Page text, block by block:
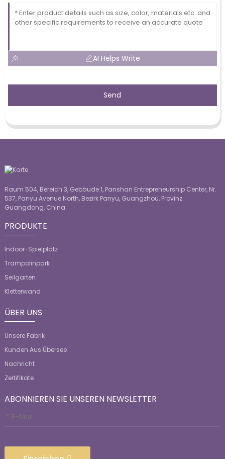
AI Helps Write
Send
Raum 504, Bereich 3, Gebäude 1, Panshan Entrepreneurship Center, Nr.
537, Panyu Avenue North, Bezirk Panyu, Guangzhou, Provinz
Guangdong, China
PRODUKTE
Indoor-Spielplatz
Trampolinpark
Seilgarten
Kletterwand
ÜBER UNS
Unsere Fabrik
Kunden Aus Übersee
Nachricht
Zertifikate
ABONNIEREN SIE UNSEREN NEWSLETTER